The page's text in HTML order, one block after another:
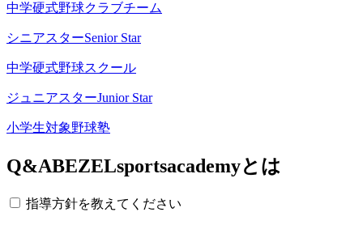
中学硬式野球クラブチーム
シニアスターSenior Star
中学硬式野球スクール
ジュニアスターJunior Star
小学生対象野球塾
Q&ABEZELsportsacademyとは
指導方針を教えてください